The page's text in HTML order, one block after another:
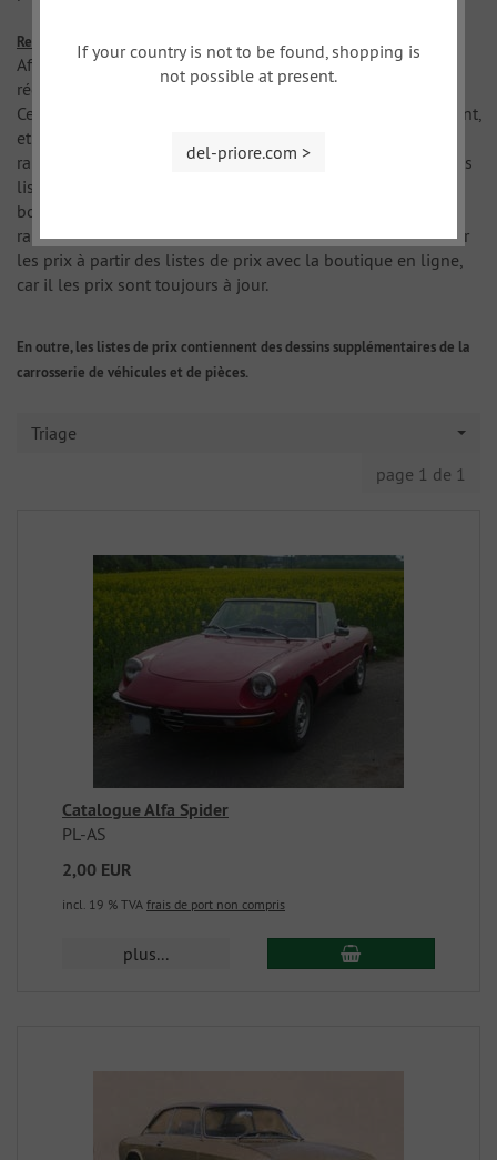
Remarque importante:
Afin d'assurer un prix juste, nous adaptons nos prix
régulièrement dans nos coûts d'approvisionnement.
Cependant, puisque ceux-ci peuvent changer très rapidement,
et donc susceptibles de changer le prix des articles
rapidement, nous ne pouvons pas toujours garder toutes les
listes de prix à jour. Mais encore les listes de prix sont un
bon guide, comme le numéro d'article modifie que très
rarement. Nous aimerions donc vous permettre de comparer
les prix à partir des listes de prix avec la boutique en ligne,
car il les prix sont toujours à jour.
En outre, les listes de prix contiennent des dessins supplémentaires de la
carrosserie de véhicules et de pièces.
Triage
page 1 de 1
Catalogue Alfa Spider
PL-AS
2,00 EUR
incl. 19 % TVA frais de port non compris
plus...
If your country is not to be found, shopping is
not possible at present.
del-priore.com >